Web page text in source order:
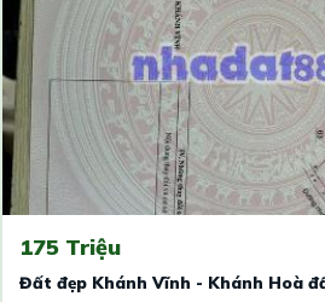
175 Triệu
Đất đẹp Khánh Vĩnh - Khánh